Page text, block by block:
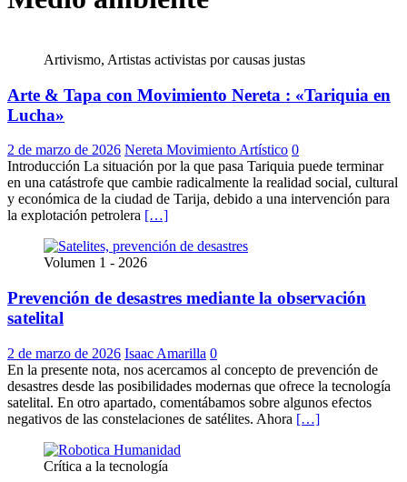
Artivismo, Artistas activistas por causas justas
Arte & Tapa con Movimiento Nereta : «Tariquia en
Lucha»
2 de marzo de 2026 Nereta Movimiento Artístico 0
Introducción La situación por la que pasa Tariquia puede terminar
en una catástrofe que cambie radicalmente la realidad social, cultural
y económica de la ciudad de Tarija, debido a una intervención para
la explotación petrolera […]
Volumen 1 - 2026
Prevención de desastres mediante la observación
satelital
2 de marzo de 2026 Isaac Amarilla 0
En la presente nota, nos acercamos al concepto de prevención de
desastres desde las posibilidades modernas que ofrece la tecnología
satelital. En otro apartado, comentábamos sobre algunos efectos
negativos de las constelaciones de satélites. Ahora […]
Crítica a la tecnología